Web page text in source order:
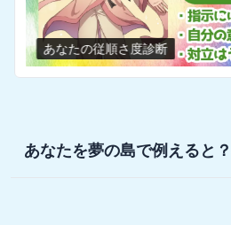
あなたの従順さ度診断
あなたを夢の島で例えると？